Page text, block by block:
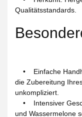
Qualitätsstandards.
• Einfache
die Zubereitung
unkompliziert.
• Intensiver
und Wassermelone